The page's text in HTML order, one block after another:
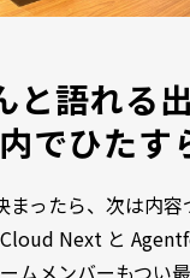
と語れる
でひたす
まったら、次は内容
Next と
ムメンバーもつい